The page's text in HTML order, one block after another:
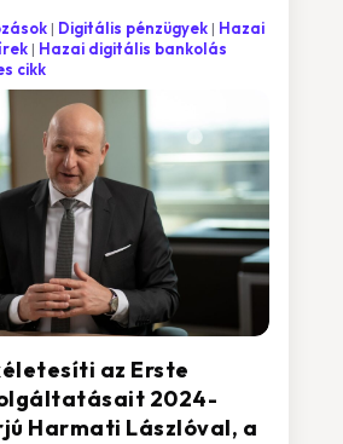
az Erste
2024-
Harmati Lászlóval, a
Digitális pénzügyek
Hazai
Hazai digitális bankolás
cikk